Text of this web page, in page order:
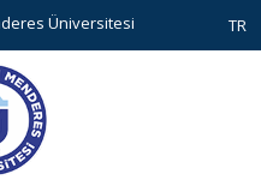
Üniversitesi TR